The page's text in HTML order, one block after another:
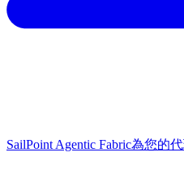
SailPoint Agentic Fabric為您的